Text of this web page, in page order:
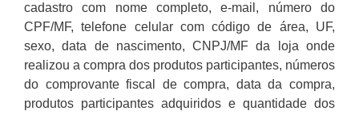
cadastro com nome completo, e-mail, número do
CPF/MF, telefone celular com código de área, UF,
sexo, data de nascimento, CNPJ/MF da loja onde
realizou a compra dos produtos participantes, números
do comprovante fiscal de compra, data da compra,
produtos participantes adquiridos e quantidade dos